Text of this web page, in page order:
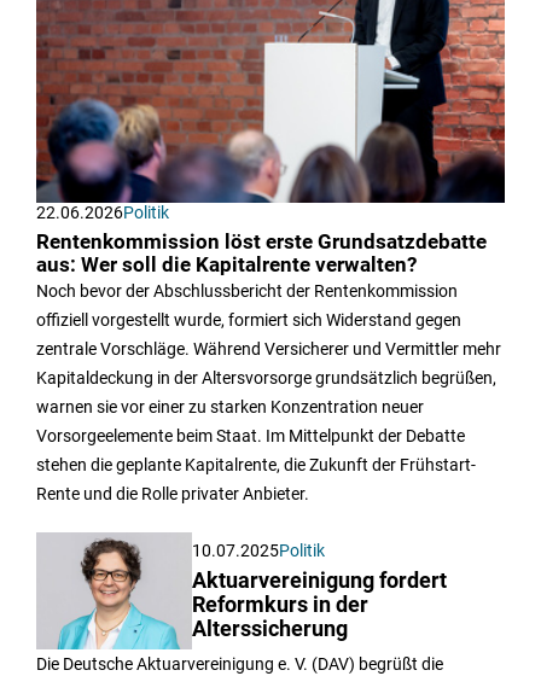
22.06.2026Politik
Rentenkommission löst erste Grundsatzdebatte
aus: Wer soll die Kapitalrente verwalten?
Noch bevor der Abschlussbericht der Rentenkommission
offiziell vorgestellt wurde, formiert sich Widerstand gegen
zentrale Vorschläge. Während Versicherer und Vermittler mehr
Kapitaldeckung in der Altersvorsorge grundsätzlich begrüßen,
warnen sie vor einer zu starken Konzentration neuer
Vorsorgeelemente beim Staat. Im Mittelpunkt der Debatte
stehen die geplante Kapitalrente, die Zukunft der Frühstart-
Rente und die Rolle privater Anbieter.
10.07.2025Politik
Aktuarvereinigung fordert
Reformkurs in der
Alterssicherung
Die Deutsche Aktuarvereinigung e. V. (DAV) begrüßt die